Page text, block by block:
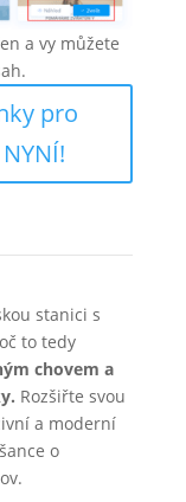
a vy můžete
pro
stanici s
to tedy
chovem a
Rozšiřte svou
a moderní
o